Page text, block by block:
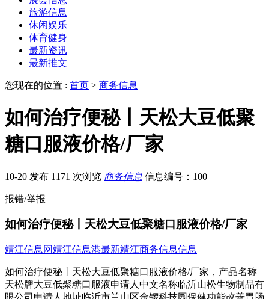
旅游信息
休闲娱乐
体育健身
最新资讯
最新推文
您现在的位置 : 首页 > 商务信息
如何治疗便秘丨天松大豆低聚
糖口服液价格/厂家
10-20 发布 1171 次浏览 商务信息 信息编号：100
报错/举报
如何治疗便秘丨天松大豆低聚糖口服液价格/厂家
靖江信息网靖江信息港最新靖江商务信息信息
如何治疗便秘丨天松大豆低聚糖口服液价格/厂家，产品名称
天松牌大豆低聚糖口服液申请人中文名称临沂山松生物制品有